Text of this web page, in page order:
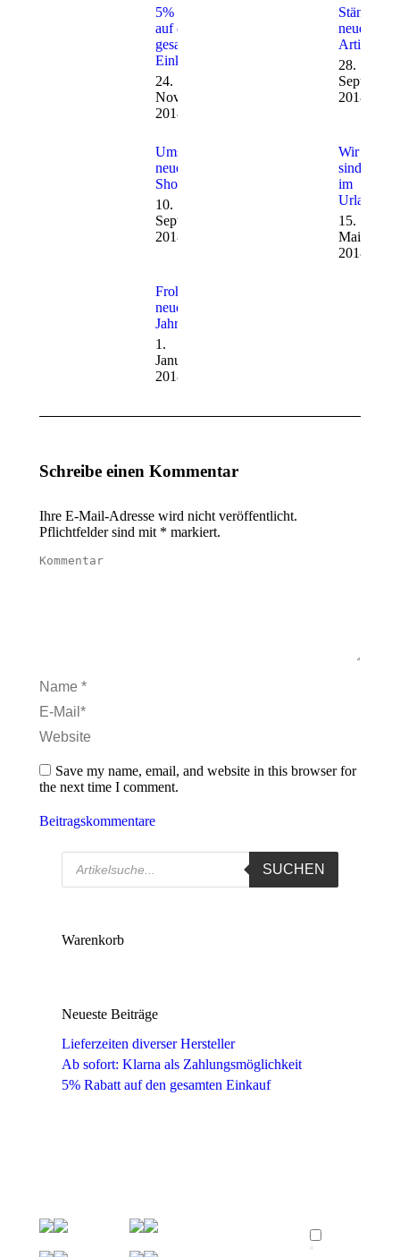
5% Rabatt
auf den
gesamten
Einkauf
24.
November
2018
Ständig
neue
Artikel…
28.
September
2018
Umstieg auf
neue
Shopversion
10.
September
2018
Wir
sind
im
Urlaub
15.
Mai
2018
Frohes
neues
Jahr
1.
Januar
2018
Schreibe einen Kommentar
Ihre E-Mail-Adresse wird nicht veröffentlicht.
Pflichtfelder sind mit * markiert.
Kommentar
Name *
E-Mail *
Website
Save my name, email, and website in this browser for
the next time I comment.
Beitragskommentare
Products
search
SUCHEN
Warenkorb
Neueste Beiträge
Lieferzeiten diverser Hersteller
Ab sofort: Klarna als Zahlungsmöglichkeit
5% Rabatt auf den gesamten Einkauf